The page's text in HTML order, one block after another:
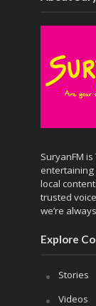
SuryanFM
entertaining
local
trusted
we’re
Explore
Stories
Videos